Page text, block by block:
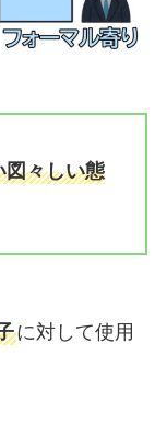
図々しい態
に対して使用